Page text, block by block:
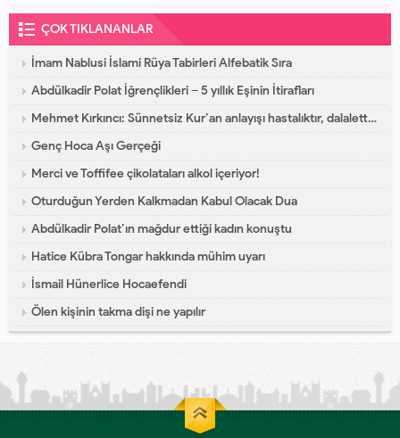
ÇOK TIKLANANLAR
İmam Nablusi İslami Rüya Tabirleri Alfebatik Sıra
Abdülkadir Polat İğrençlikleri – 5 yıllık Eşinin İtirafları
Mehmet Kırkıncı: Sünnetsiz Kur’an anlayışı hastalıktır, dalalettir!
Genç Hoca Aşı Gerçeği
Merci ve Toffifee çikolataları alkol içeriyor!
Oturduğun Yerden Kalkmadan Kabul Olacak Dua
Abdülkadir Polat’ın mağdur ettiği kadın konuştu
Hatice Kübra Tongar hakkında mühim uyarı
İsmail Hünerlice Hocaefendi
Ölen kişinin takma dişi ne yapılır